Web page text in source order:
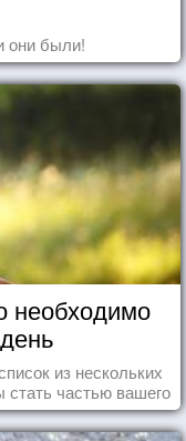
они были!
необходимо
из нескольких
частью вашего